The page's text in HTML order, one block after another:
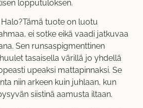
lopputuloksen.
tuote on luotu
ei sotke eikä vaadi jatkuvaa
Sen runsaspigmenttinen
tasaisella värillä jo yhdellä
upeaksi mattapinnaksi. Se
niin arkeen kuin juhlaan, kun
siistinä aamusta iltaan.